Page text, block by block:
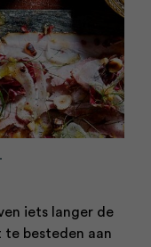
iets langer de
besteden aan